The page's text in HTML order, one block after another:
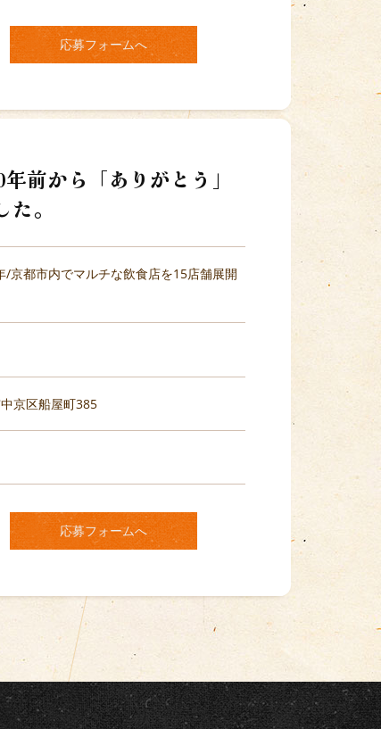
応募フォームへ
前から「ありがとう」
。
京都市内でマルチな飲食店を15店舗展開
京区船屋町385
応募フォームへ